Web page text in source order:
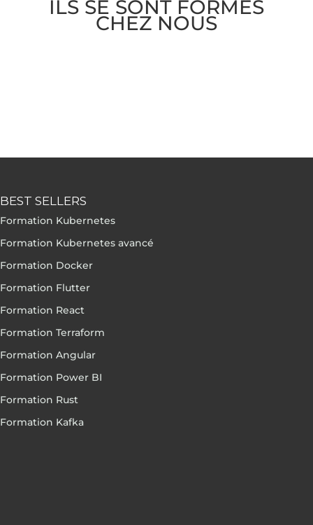
ILS SE SONT FORMÉS
CHEZ NOUS
BEST SELLERS
Formation Kubernetes
Formation Kubernetes avancé
Formation Docker
Formation Flutter
Formation React
Formation Terraform
Formation Angular
Formation Power BI
Formation Rust
Formation Kafka